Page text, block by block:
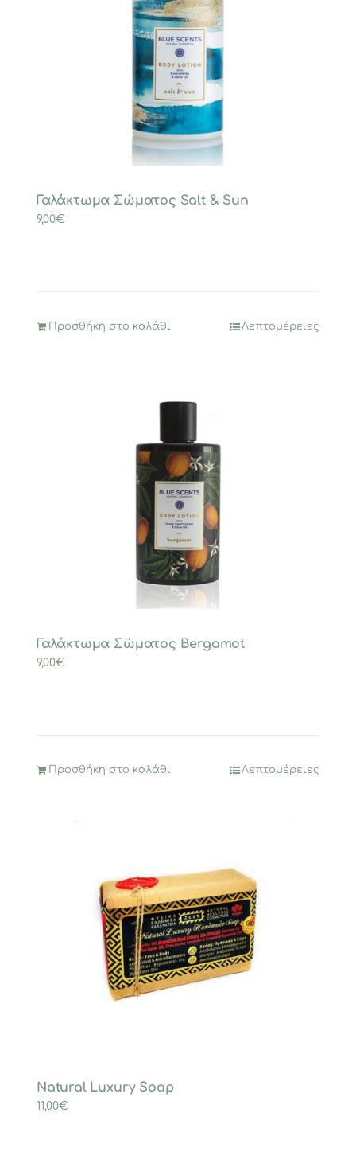
Γαλάκτωμα Σώματος Salt & Sun
9,00€
Προσθήκη στο καλάθι Λεπτομέρειες
Γαλάκτωμα Σώματος Bergamot
9,00€
Προσθήκη στο καλάθι Λεπτομέρειες
Natural Luxury Soap
11,00€